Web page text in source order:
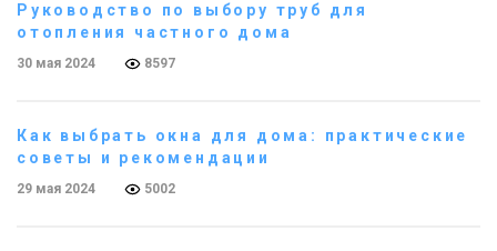
Руководство по выбору труб для
отопления частного дома
30 мая 2024 8597
Как выбрать окна для дома: практические
советы и рекомендации
29 мая 2024 5002